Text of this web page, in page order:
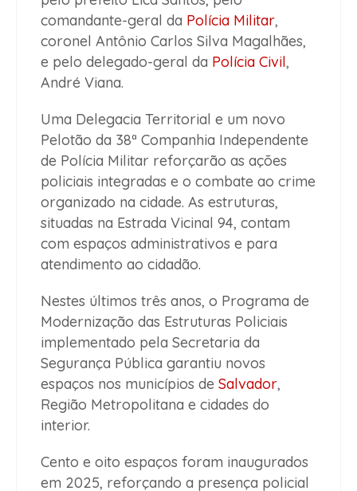
comandante-geral da Polícia Militar,
coronel Antônio Carlos Silva Magalhães,
e pelo delegado-geral da Polícia Civil,
André Viana.
Uma Delegacia Territorial e um novo
Pelotão da 38ª Companhia Independente
de Polícia Militar reforçarão as ações
policiais integradas e o combate ao crime
organizado na cidade. As estruturas,
situadas na Estrada Vicinal 94, contam
com espaços administrativos e para
atendimento ao cidadão.
Nestes últimos três anos, o Programa de
Modernização das Estruturas Policiais
implementado pela Secretaria da
Segurança Pública garantiu novos
espaços nos municípios de Salvador,
Região Metropolitana e cidades do
interior.
Cento e oito espaços foram inaugurados
em 2025, reforçando a presença policial